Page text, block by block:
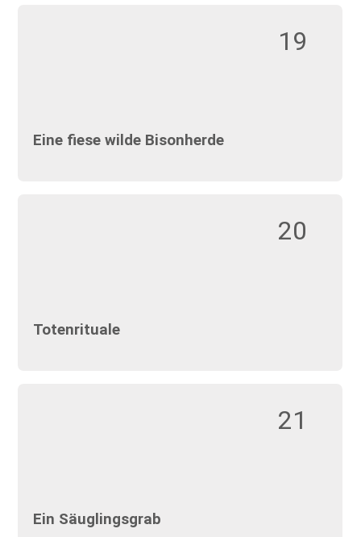
19
Eine fiese wilde Bisonherde
20
Totenrituale
21
Ein Säuglingsgrab